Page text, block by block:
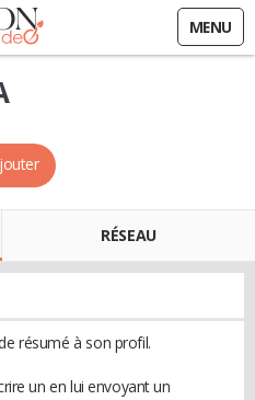
MENU
RÉSEAU
résumé à son profil.
un en lui envoyant un